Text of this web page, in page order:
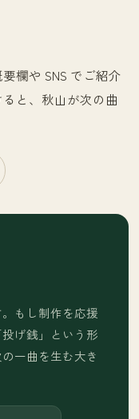
欄や SNS でご紹介
と、秋山が次の曲
もし制作を応援
げ銭」という形
一曲を生む大き